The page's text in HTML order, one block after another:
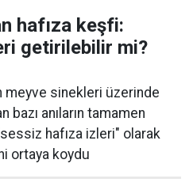
hafıza keşfi:
getirilebilir mi?
meyve sinekleri üzerinde
bazı anıların tamamen
hafıza izleri" olarak
ortaya koydu